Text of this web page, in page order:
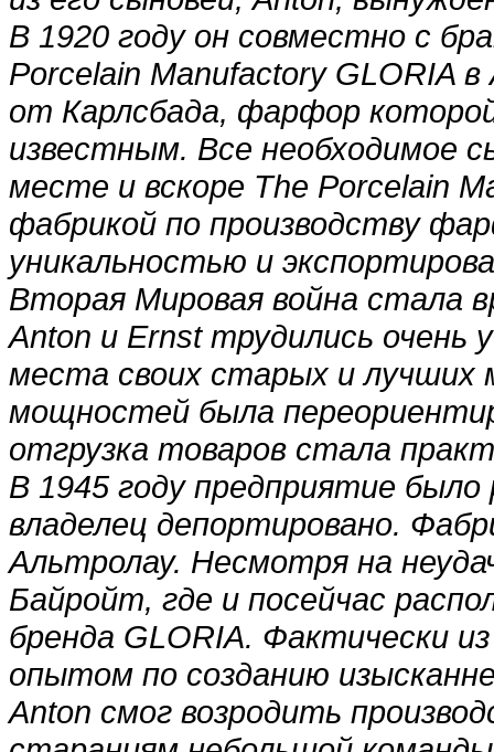
В 1920 году он совместно с
Porcelain Manufactory GLORIA
от Карлсбада, фарфор
известным. Все необходимое
месте и вскоре The Porcelain
фабрикой по производству
уникальностью и
Вторая Мировая война стала
Anton и Ernst трудились очень
места своих старых и лучших
мощностей была
отгрузка товаров стала
В 1945 году предприятие было
владелец депортировано.
Альтролау. Несмотря на
Байройт, где и посейчас
бренда GLORIA. Фактически
опытом по созданию
Anton смог возродить